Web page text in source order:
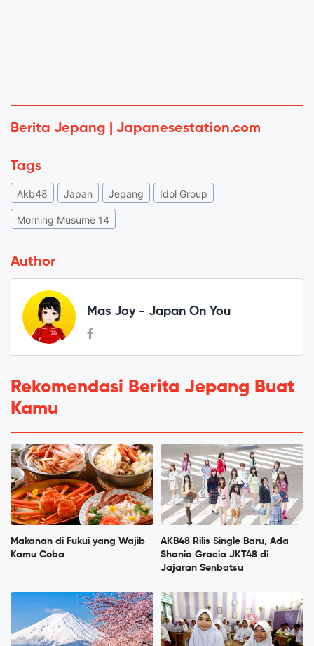
Berita Jepang | Japanesestation.com
Tags
Akb48 Japan Jepang Idol Group
Morning Musume 14
Author
Mas Joy - Japan On You
Rekomendasi Berita Jepang Buat
Kamu
Makanan di Fukui yang Wajib
Kamu Coba
AKB48 Rilis Single Baru, Ada
Shania Gracia JKT48 di
Jajaran Senbatsu